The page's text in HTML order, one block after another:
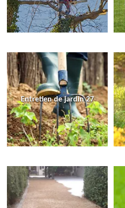
Entretien de jardin 27